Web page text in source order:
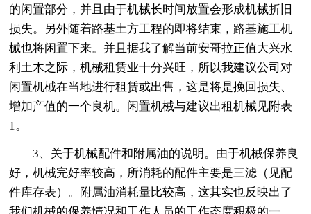
的闲置部分，并且由于机械长时间放置会形成机械折旧
损失。另外随着路基土方工程的即将结束，路基施工机
械也将闲置下来。并且据我了解当前安哥拉正值大兴水
利土木之际，机械租赁业十分兴旺，所以我建议公司对
闲置机械在当地进行租赁或出售，这是将是挽回损失、
增加产值的一个良机。闲置机械与建议出租机械见附表
1。
3、关于机械配件和附属油的说明。由于机械保养良
好，机械完好率较高，所消耗的配件主要是三滤（见配
件库存表）。附属油消耗量比较高，这其实也反映出了
我们机械的保养情况和工作人员的工作态度积极的一